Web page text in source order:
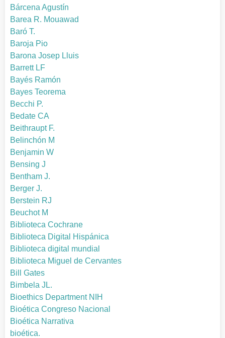
Bárcena Agustín
Barea R. Mouawad
Baró T.
Baroja Pio
Barona Josep Lluis
Barrett LF
Bayés Ramón
Bayes Teorema
Becchi P.
Bedate CA
Beithraupt F.
Belinchón M
Benjamin W
Bensing J
Bentham J.
Berger J.
Berstein RJ
Beuchot M
Biblioteca Cochrane
Biblioteca Digital Hispánica
Biblioteca digital mundial
Biblioteca Miguel de Cervantes
Bill Gates
Bimbela JL.
Bioethics Department NIH
Bioética Congreso Nacional
Bioética Narrativa
bioética.